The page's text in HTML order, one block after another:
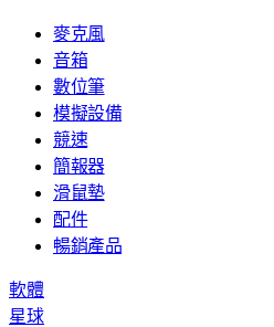
麥克風
音箱
數位筆
模擬設備
競速
簡報器
滑鼠墊
配件
暢銷產品
軟體
星球